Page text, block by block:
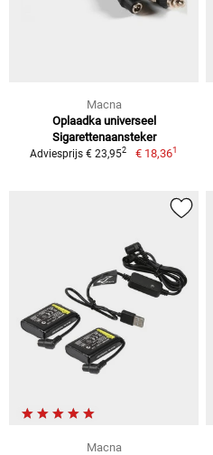
Macna
Oplaadka universeel
Sigarettenaansteker
Adviesprijs € 23,952 € 18,361
Macna